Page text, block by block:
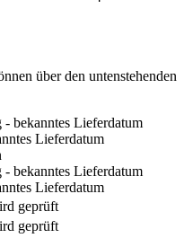
über den untenstehenden
bekanntes Lieferdatum
Lieferdatum
bekanntes Lieferdatum
Lieferdatum
geprüft
geprüft